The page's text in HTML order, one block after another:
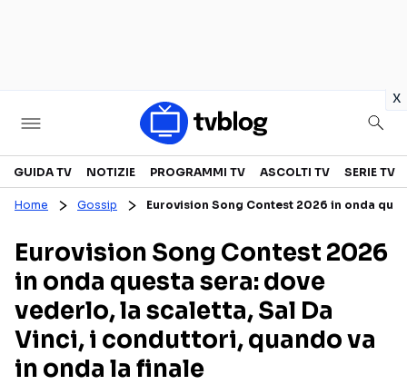
x
Televisione
CANALI TV
PROGRAMMI TV
PERSONAGGI TV
SERIE TV
REALITY SHOW
FICTION
GUIDA TV NOTIZIE PROGRAMMI TV ASCOLTI TV SERIE TV
Home Gossip Eurovision Song Contest 2026 in onda
Eurovision Song Contest 2026
in onda questa sera: dove
vederlo, la scaletta, Sal Da
Vinci, i conduttori, quando va
in onda la finale